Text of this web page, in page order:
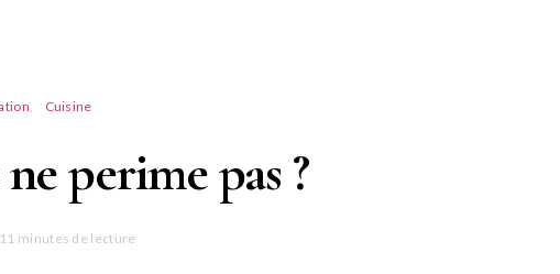
Cuisine
perime pas ?
11 minutes de lecture